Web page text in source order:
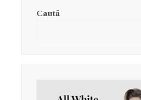
Caută